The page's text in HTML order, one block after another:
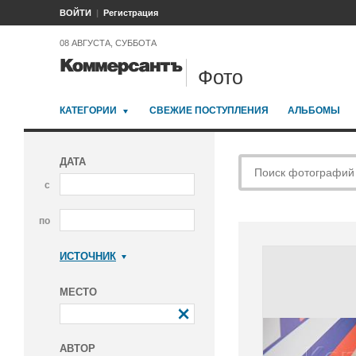
ВОЙТИ Регистрация
08 АВГУСТА, СУББОТА
Фото
КАТЕГОРИИ СВЕЖИЕ ПОСТУПЛЕНИЯ АЛЬБОМЫ
ДАТА
с
по
ИСТОЧНИК
МЕСТО
АВТОР